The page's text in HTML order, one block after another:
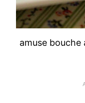
amuse bouche